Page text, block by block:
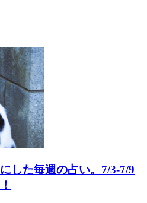
した毎週の占い。7/3-7/9